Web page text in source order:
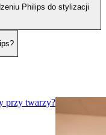
Philips do stylizacji